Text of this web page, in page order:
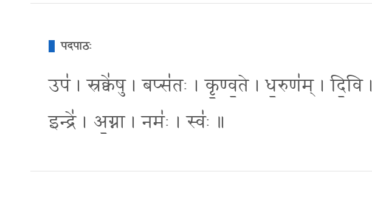
पदपाठः
उप॑ । स्रक्वे॑षु । बप्स॑तः । कृ॒ण्व॒ते । ध॒रुण॑म् । दि॒वि ।
इन्द्रे॑ । अ॒ग्ना । नमः॑ । स्वः॑ ॥